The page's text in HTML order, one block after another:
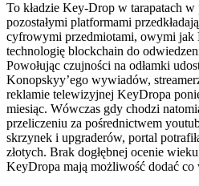
To kładzie Key-Drop w tarapatach
pozostałymi platformami
cyfrowymi przedmiotami, owymi jak
technologię blockchain do
Powołując czujności na odłamki
Konopskyy’ego wywiadów,
reklamie telewizyjnej KeyDropa
miesiąc. Wówczas gdy chodzi
przeliczeniu za pośrednictwem
skrzynek i upgraderów, portal
złotych. Brak dogłębnej ocenie
KeyDropa mają możliwość dodać co